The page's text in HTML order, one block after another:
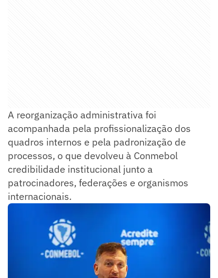
A reorganização administrativa foi
acompanhada pela profissionalização dos
quadros internos e pela padronização de
processos, o que devolveu à Conmebol
credibilidade institucional junto a
patrocinadores, federações e organismos
internacionais.